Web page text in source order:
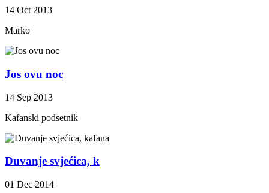
14 Oct 2013
Marko
Jos ovu noc
14 Sep 2013
Kafanski podsetnik
Duvanje svjećica, k
01 Dec 2014